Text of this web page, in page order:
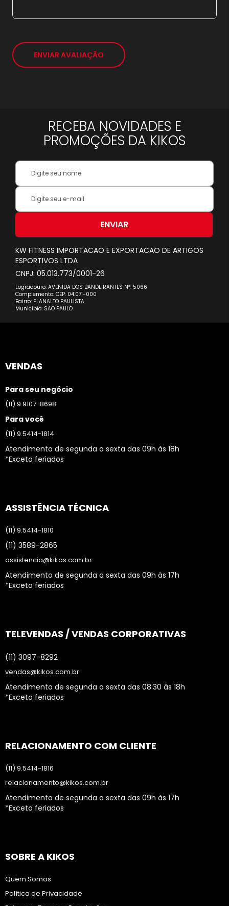
ENVIAR AVALIAÇÃO
RECEBA NOVIDADES E
PROMOÇÕES DA KIKOS
Your
Name:
Inscreva-
na
Newsletter:
ENVIAR
KW FITNESS IMPORTACAO E EXPORTACAO DE ARTIGOS
ESPORTIVOS LTDA
CNPJ: 05.013.773/0001-26
Logradouro: AVENIDA DOS BANDEIRANTES Nº: 5066
Complemento: CEP: 04.071-000
Bairro: PLANALTO PAULISTA
Município: SAO PAULO
VENDAS
Para seu negócio
(11) 9.9107-8698
Para você
(11) 9.5414-1814
Atendimento de segunda a sexta das 09h às 18h
*Exceto feriados
ASSISTÊNCIA TÉCNICA
(11) 9.5414-1810
(11) 3589-2865
assistencia@kikos.com.br
Atendimento de segunda a sexta das 09h às 17h
*Exceto feriados
TELEVENDAS / VENDAS CORPORATIVAS
(11) 3097-8292
vendas@kikos.com.br
Atendimento de segunda a sexta das 08:30 às 18h
*Exceto feriados
RELACIONAMENTO COM CLIENTE
(11) 9.5414-1816
relacionamento@kikos.com.br
Atendimento de segunda a sexta das 09h às 17h
*Exceto feriados
SOBRE A KIKOS
Quem Somos
Política de Privacidade